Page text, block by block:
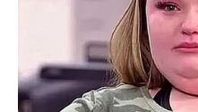
merasa cemas dan stress.
gejala fisik seperti sulit bangun
atau pola makan yang
Ada juga gejala mental seperti